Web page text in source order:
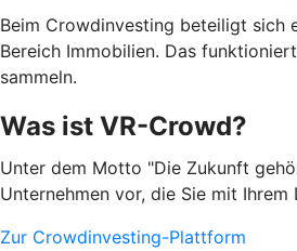
Beim Crowdinvesting beteiligt sich
Bereich Immobilien. Das
sammeln.
Was ist VR-Crowd?
Unter dem Motto "Die Zukunft
Unternehmen vor, die Sie mit
Zur Crowdinvesting-Plattform